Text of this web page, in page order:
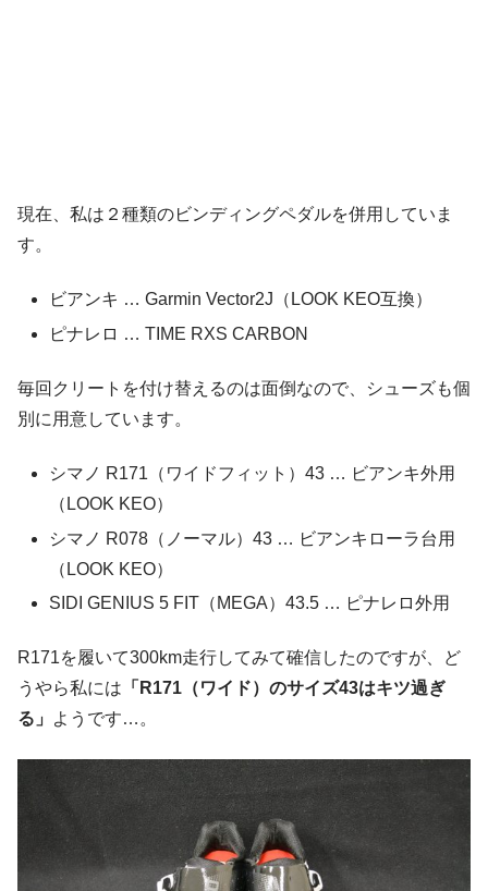
現在、私は２種類のビンディングペダルを併用していま
す。
ビアンキ … Garmin Vector2J（LOOK KEO互換）
ピナレロ … TIME RXS CARBON
毎回クリートを付け替えるのは面倒なので、シューズも個
別に用意しています。
シマノ R171（ワイドフィット）43 … ビアンキ外用
（LOOK KEO）
シマノ R078（ノーマル）43 … ビアンキローラ台用
（LOOK KEO）
SIDI GENIUS 5 FIT（MEGA）43.5 … ピナレロ外用
R171を履いて300km走行してみて確信したのですが、ど
うやら私には 「R171（ワイド）のサイズ43はキツ過ぎ
る」 ようです…。